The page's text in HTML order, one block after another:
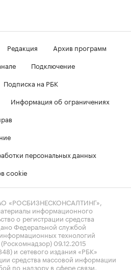
Редакция
Архив программ
Подключение
Подписка на РБК
Информация об ограничениях
персональных данных
cookie
«РОСБИЗНЕСКОНСАЛТИНГ»,
информационного
о регистрации средства
Федеральной службой
технологий
09.12.2015
и сетевого издания «РБК»
средства массовой информации
по надзору в сфере связи,